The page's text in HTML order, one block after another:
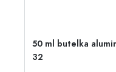
50 ml butelka
32